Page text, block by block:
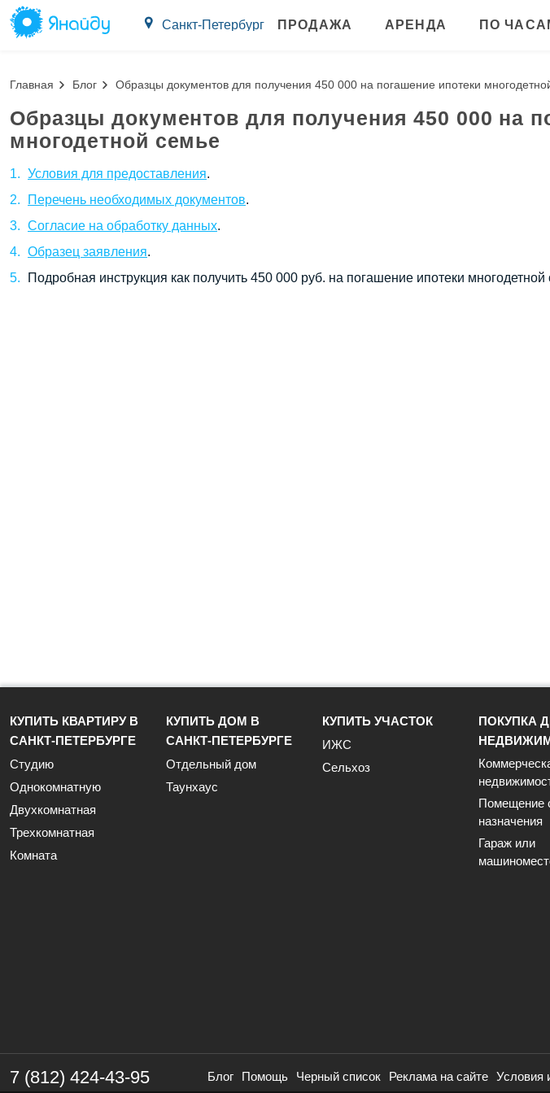
Санкт-Петербург ПРОДАЖА АРЕНДА ПО
Главная Блог Образцы документов для получения 450 000 на погашение ипотеки
Образцы документов для получения 450 000 на
многодетной семье
Условия для предоставления.
Перечень необходимых документов.
Согласие на обработку данных.
Образец заявления.
Подробная инструкция как получить 450 000 руб. на погашение ипотеки многодетной
КУПИТЬ КВАРТИРУ В
САНКТ-ПЕТЕРБУРГЕ
Студию
Однокомнатную
Двухкомнатная
Трехкомнатная
Комната
КУПИТЬ ДОМ В
САНКТ-ПЕТЕРБУРГЕ
Отдельный дом
Таунхаус
КУПИТЬ УЧАСТОК
ИЖС
Сельхоз
ПОКУПКА
Помещение
назначения
Гараж или
7 (812) 424-43-95 Блог Помощь Черный список Реклама на сайте Условия